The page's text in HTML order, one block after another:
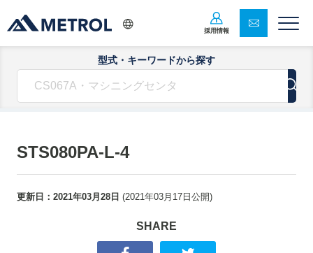
採用情報
型式・キーワードから探す
STS080PA-L-4
更新日： 2021年03月28日 (2021年03月17日 公開)
SHARE